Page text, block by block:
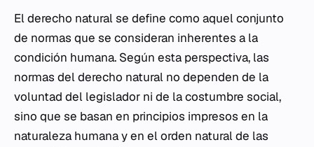
El derecho natural se define como aquel conjunto
de normas que se consideran inherentes a la
condición humana. Según esta perspectiva, las
normas del derecho natural no dependen de la
voluntad del legislador ni de la costumbre social,
sino que se basan en principios impresos en la
naturaleza humana y en el orden natural de las